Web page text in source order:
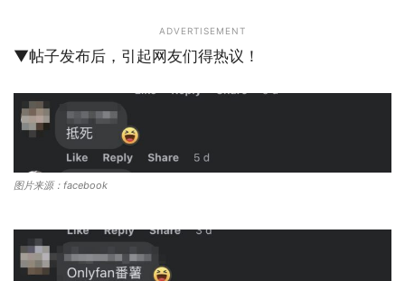
ADVERTISEMENT
▼帖子发布后，引起网友们得热议！
图片来源：facebook